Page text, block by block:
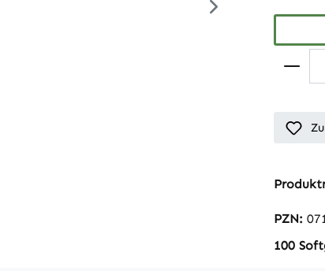
PZN:
100